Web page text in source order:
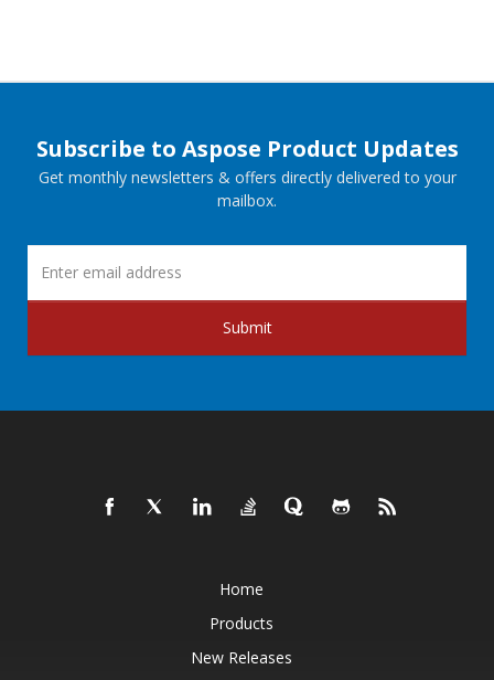
Subscribe to Aspose Product Updates
Get monthly newsletters & offers directly delivered to your
mailbox.
Submit
Home
Products
New Releases